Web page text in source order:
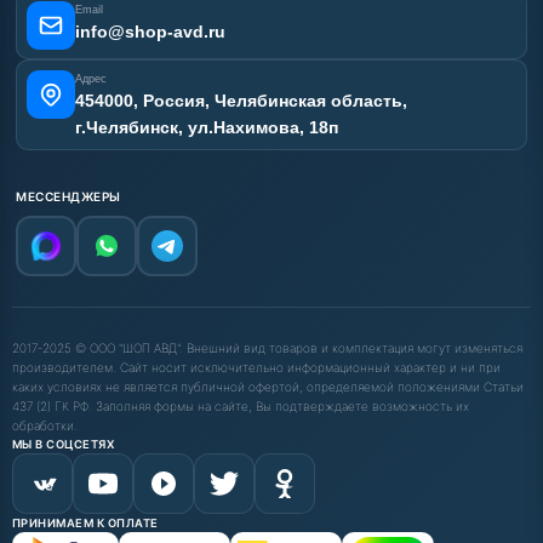
Email
info@shop-avd.ru
Адрес
454000, Россия, Челябинская область,
г.Челябинск, ул.Нахимова, 18п
МЕССЕНДЖЕРЫ
2017-2025 © ООО "ШОП АВД". Внешний вид товаров и комплектация могут изменяться
производителем. Сайт носит исключительно информационный характер и ни при
каких условиях не является публичной офертой, определяемой положениями Статьи
437 (2) ГК РФ. Заполняя формы на сайте, Вы подтверждаете возможность их
обработки.
МЫ В СОЦСЕТЯХ
ПРИНИМАЕМ К ОПЛАТЕ